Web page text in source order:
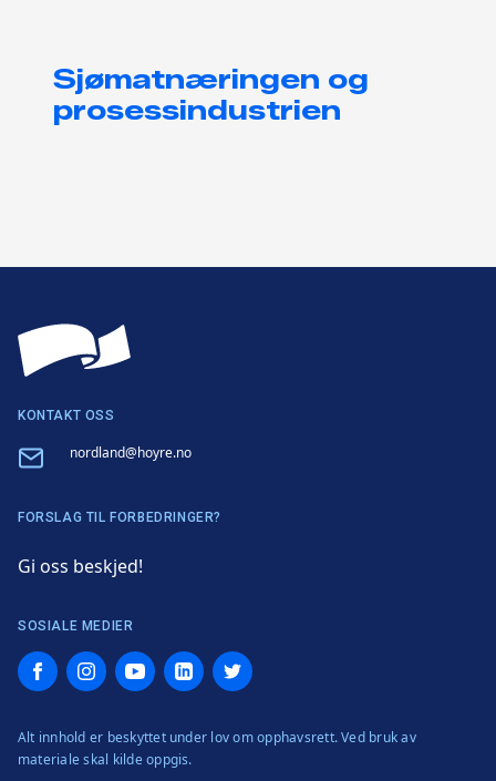
Sjømatnæringen og
prosessindustrien
KONTAKT OSS
Email nordland@hoyre.no
FORSLAG TIL FORBEDRINGER?
Gi oss beskjed!
SOSIALE MEDIER
FacebookInstagramYouTubeLinkedInTwitter
Alt innhold er beskyttet under lov om opphavsrett. Ved bruk av
materiale skal kilde oppgis.